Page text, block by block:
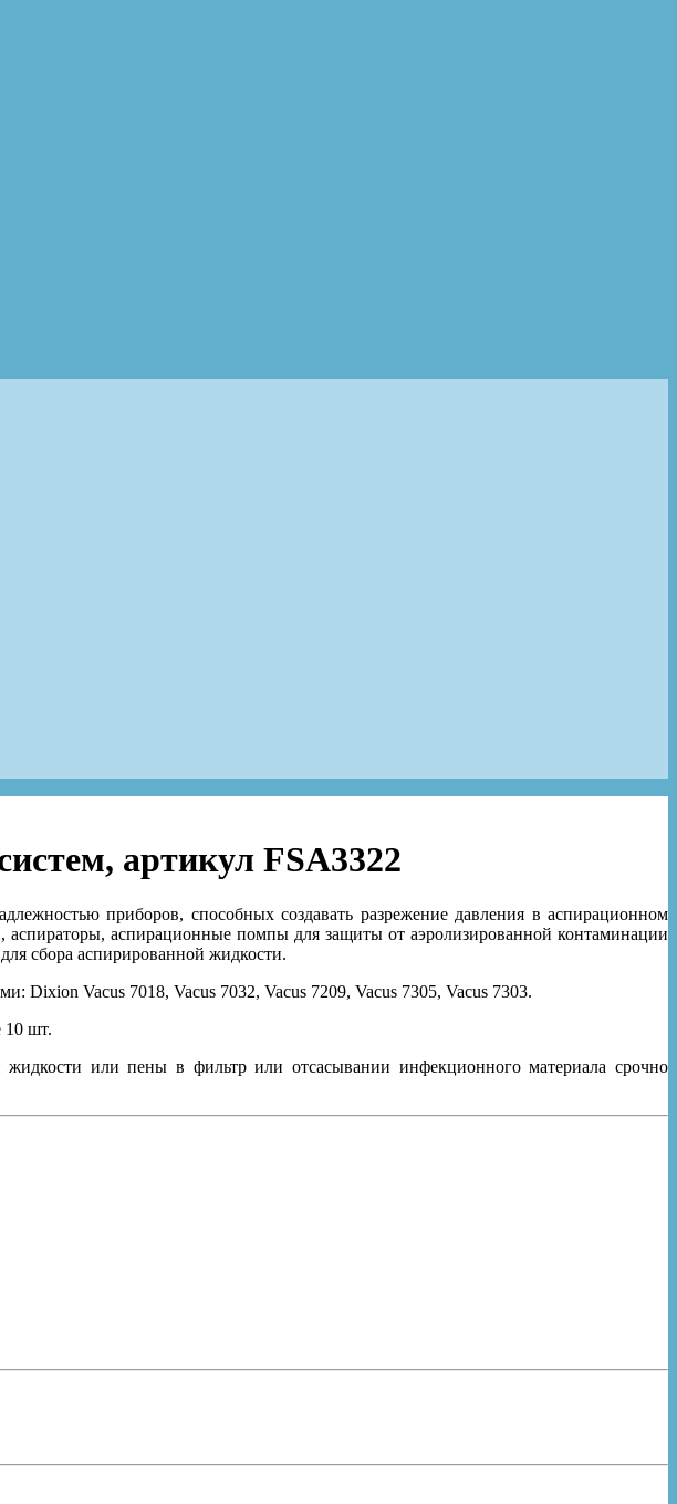
артикул FSA3322
приборов, способных создавать разрежение давления в аспирационном
аспираторы, аспирационные помпы для защиты от аэролизированной контаминации
сбора аспирированной жидкости.
Dixion Vacus 7018, Vacus 7032, Vacus 7209, Vacus 7305, Vacus 7303.
10 шт.
жидкости или пены в фильтр или отсасывании инфекционного материала срочно